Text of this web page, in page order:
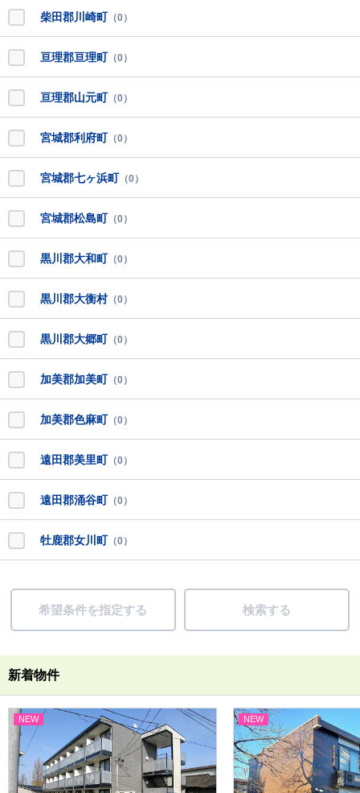
柴田郡川崎町 （0）
亘理郡亘理町 （0）
亘理郡山元町 （0）
宮城郡利府町 （0）
宮城郡七ヶ浜町 （0）
宮城郡松島町 （0）
黒川郡大和町 （0）
黒川郡大衡村（0）
黒川郡大郷町 （0）
加美郡加美町 （0）
加美郡色麻町 （0）
遠田郡美里町 （0）
遠田郡涌谷町 （0）
牡鹿郡女川町 （0）
希望条件を指定する 検索する
新着物件
NEW NEW